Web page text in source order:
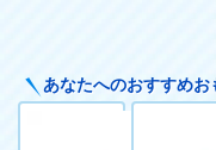
あなたへのおすすめお